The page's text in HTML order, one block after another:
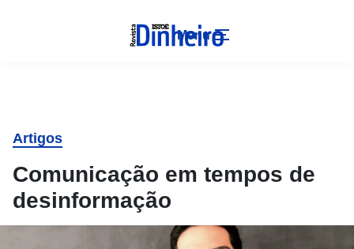
Menu
Artigos
Comunicação em tempos de
desinformação